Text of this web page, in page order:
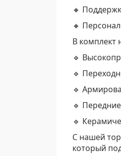
🔸
🔸
В комплект
🔹
🔹
🔹
🔹
🔹
С нашей
который